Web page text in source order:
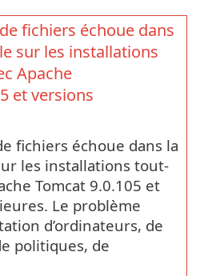
fichiers échoue dans
sur les installations
Apache
et versions
fichiers échoue dans la
les installations tout-
Tomcat 9.0.105 et
Le problème
d’ordinateurs, de
politiques, de